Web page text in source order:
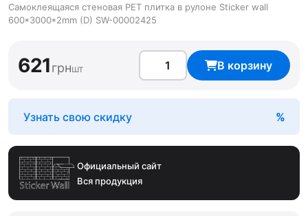
Самоклеящаяся стеновая PET плитка в рулоне Sticker wall
600*3000*2mm (D) SW-00002425
621грншт В корзину
Узнать свою скидку
Официальный сайт
Вся продукция